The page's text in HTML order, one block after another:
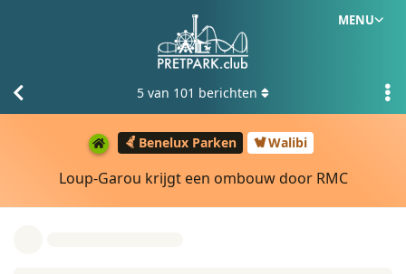
MENU
Benelux Parken Walibi
Loup-Garou krijgt een ombouw door RMC
5 van 101 berichten